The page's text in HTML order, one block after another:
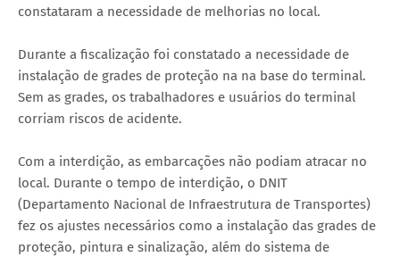
constataram a necessidade de melhorias no local.
Durante a fiscalização foi constatado a necessidade de
instalação de grades de proteção na na base do terminal.
Sem as grades, os trabalhadores e usuários do terminal
corriam riscos de acidente.
Com a interdição, as embarcações não podiam atracar no
local. Durante o tempo de interdição, o DNIT
(Departamento Nacional de Infraestrutura de Transportes)
fez os ajustes necessários como a instalação das grades de
proteção, pintura e sinalização, além do sistema de